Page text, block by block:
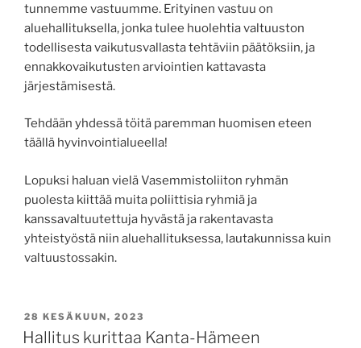
tunnemme vastuumme. Erityinen vastuu on
aluehallituksella, jonka tulee huolehtia valtuuston
todellisesta vaikutusvallasta tehtäviin päätöksiin, ja
ennakkovaikutusten arviointien kattavasta
järjestämisestä.
Tehdään yhdessä töitä paremman huomisen eteen
täällä hyvinvointialueella!
Lopuksi haluan vielä Vasemmistoliiton ryhmän
puolesta kiittää muita poliittisia ryhmiä ja
kanssavaltuutettuja hyvästä ja rakentavasta
yhteistyöstä niin aluehallituksessa, lautakunnissa kuin
valtuustossakin.
JULKAISTU
28 KESÄKUUN, 2023
Hallitus kurittaa Kanta-Hämeen